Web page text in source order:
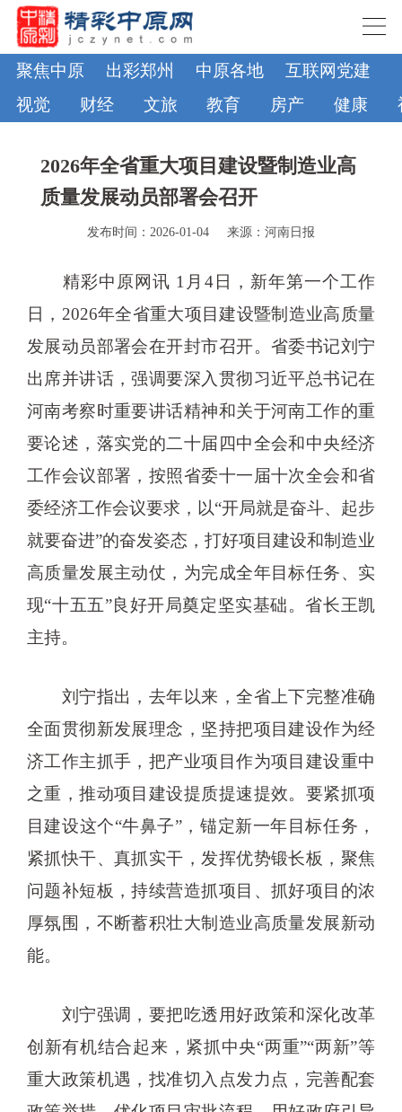
聚焦中原 出彩郑州 中原各地 互联网党建
视觉
财经 文旅 教育 房产 健康
2026年全省重大项目建设暨制造业高
质量发展动员部署会召开
发布时间：2026-01-04 来源：河南日报
精彩中原网讯 1月4日，新年第一个工作
日，2026年全省重大项目建设暨制造业高质量
发展动员部署会在开封市召开。省委书记刘宁
出席并讲话，强调要深入贯彻习近平总书记在
河南考察时重要讲话精神和关于河南工作的重
要论述，落实党的二十届四中全会和中央经济
工作会议部署，按照省委十一届十次全会和省
委经济工作会议要求，以“开局就是奋斗、起步
就要奋进”的奋发姿态，打好项目建设和制造业
高质量发展主动仗，为完成全年目标任务、实
现“十五五”良好开局奠定坚实基础。省长王凯
主持。
刘宁指出，去年以来，全省上下完整准确
全面贯彻新发展理念，坚持把项目建设作为经
济工作主抓手，把产业项目作为项目建设重中
之重，推动项目建设提质提速提效。要紧抓项
目建设这个“牛鼻子”，锚定新一年目标任务，
紧抓快干、真抓实干，发挥优势锻长板，聚焦
问题补短板，持续营造抓项目、抓好项目的浓
厚氛围，不断蓄积壮大制造业高质量发展新动
能。
刘宁强调，要把吃透用好政策和深化改革
创新有机结合起来，紧抓中央“两重”“两新”等
重大政策机遇，找准切入点发力点，完善配套